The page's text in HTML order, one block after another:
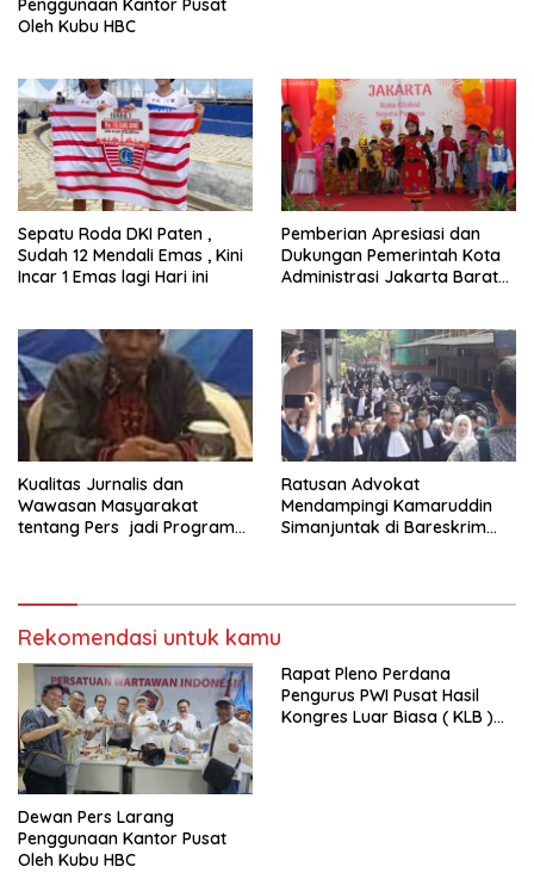
Penggunaan Kantor Pusat
Oleh Kubu HBC
Sepatu Roda DKI Paten ,
Sudah 12 Mendali Emas , Kini
Incar 1 Emas lagi Hari ini
Pemberian Apresiasi dan
Dukungan Pemerintah Kota
Administrasi Jakarta Barat
Jelajah Sahabat Perempuan
dan Anak ( SAPA )
Kualitas Jurnalis dan
Wawasan Masyarakat
tentang Pers jadi Program
Ratusan Advokat
Mendampingi Kamaruddin
Simanjuntak di Bareskrim
Rekomendasi untuk kamu
Dewan Pers Larang
Penggunaan Kantor Pusat
Oleh Kubu HBC
Rapat Pleno Perdana
Pengurus PWI Pusat Hasil
Kongres Luar Biasa ( KLB )